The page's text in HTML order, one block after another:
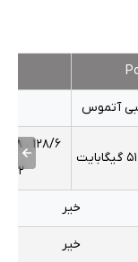
آتموس
۲۵۶/۱۲
خیر
خیر